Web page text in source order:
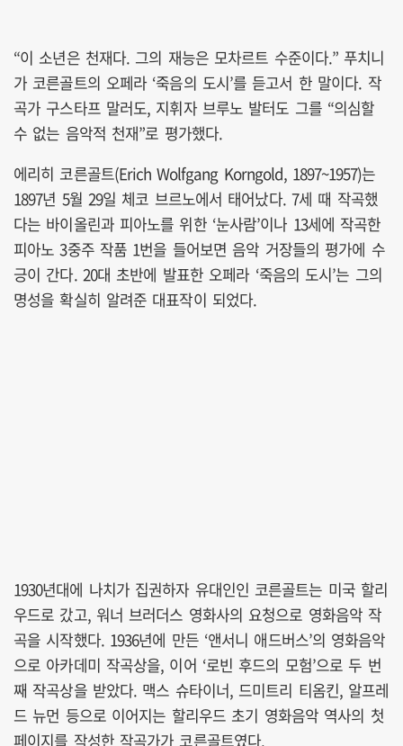
“이 소년은 천재다. 그의 재능은 모차르트 수준이다.” 푸치니
가 코른골트의 오페라 ‘죽음의 도시’를 듣고서 한 말이다. 작
곡가 구스타프 말러도, 지휘자 브루노 발터도 그를 “의심할
수 없는 음악적 천재”로 평가했다.
에리히 코른골트(Erich Wolfgang Korngold, 1897~1957)는
1897년 5월 29일 체코 브르노에서 태어났다. 7세 때 작곡했
다는 바이올린과 피아노를 위한 ‘눈사람’이나 13세에 작곡한
피아노 3중주 작품 1번을 들어보면 음악 거장들의 평가에 수
긍이 간다. 20대 초반에 발표한 오페라 ‘죽음의 도시’는 그의
명성을 확실히 알려준 대표작이 되었다.
1930년대에 나치가 집권하자 유대인인 코른골트는 미국 할리
우드로 갔고, 워너 브러더스 영화사의 요청으로 영화음악 작
곡을 시작했다. 1936년에 만든 ‘앤서니 애드버스’의 영화음악
으로 아카데미 작곡상을, 이어 ‘로빈 후드의 모험’으로 두 번
째 작곡상을 받았다. 맥스 슈타이너, 드미트리 티옴킨, 알프레
드 뉴먼 등으로 이어지는 할리우드 초기 영화음악 역사의 첫
페이지를 작성한 작곡가가 코른골트였다.